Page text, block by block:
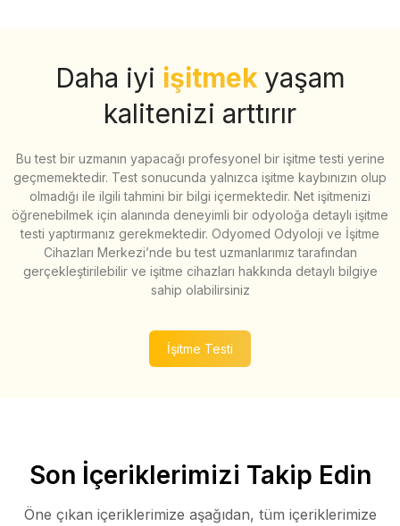
Daha iyi işitmek yaşam
kalitenizi arttırır
Bu test bir uzmanın yapacağı profesyonel bir işitme testi yerine
geçmemektedir. Test sonucunda yalnızca işitme kaybınızın olup
olmadığı ile ilgili tahmini bir bilgi içermektedir. Net işitmenizi
öğrenebilmek için alanında deneyimli bir odyoloğa detaylı işitme
testi yaptırmanız gerekmektedir. Odyomed Odyoloji ve İşitme
Cihazları Merkezi’nde bu test uzmanlarımız tarafından
gerçekleştirilebilir ve işitme cihazları hakkında detaylı bilgiye
sahip olabilirsiniz
İşitme Testi
Son İçeriklerimizi Takip Edin
Öne çıkan içeriklerimize aşağıdan, tüm içeriklerimize